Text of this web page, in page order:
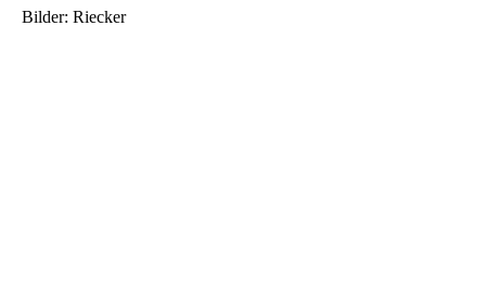
Bilder: Riecker